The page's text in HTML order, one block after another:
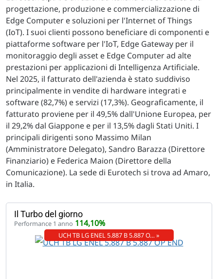
progettazione, produzione e commercializzazione di
Edge Computer e soluzioni per l'Internet of Things
(IoT). I suoi clienti possono beneficiare di componenti e
piattaforme software per l'IoT, Edge Gateway per il
monitoraggio degli asset e Edge Computer ad alte
prestazioni per applicazioni di Intelligenza Artificiale.
Nel 2025, il fatturato dell'azienda è stato suddiviso
principalmente in vendite di hardware integrati e
software (82,7%) e servizi (17,3%). Geograficamente, il
fatturato proviene per il 49,5% dall'Unione Europea, per
il 29,2% dal Giappone e per il 13,5% dagli Stati Uniti. I
principali dirigenti sono Massimo Milan
(Amministratore Delegato), Sandro Barazza (Direttore
Finanziario) e Federica Maion (Direttore della
Comunicazione). La sede di Eurotech si trova ad Amaro,
in Italia.
Il Turbo del giorno
Performance 1 anno 114,10%
UCH TB LG ENEL 5.887 B 5.887 O… »